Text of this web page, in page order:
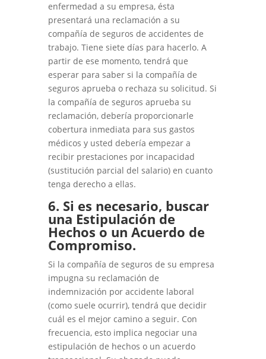
enfermedad a su empresa, ésta
presentará una reclamación a su
compañía de seguros de accidentes de
trabajo. Tiene siete días para hacerlo. A
partir de ese momento, tendrá que
esperar para saber si la compañía de
seguros aprueba o rechaza su solicitud. Si
la compañía de seguros aprueba su
reclamación, debería proporcionarle
cobertura inmediata para sus gastos
médicos y usted debería empezar a
recibir prestaciones por incapacidad
(sustitución parcial del salario) en cuanto
tenga derecho a ellas.
6. Si es necesario, buscar
una Estipulación de
Hechos o un Acuerdo de
Compromiso.
Si la compañía de seguros de su empresa
impugna su reclamación de
indemnización por accidente laboral
(como suele ocurrir), tendrá que decidir
cuál es el mejor camino a seguir. Con
frecuencia, esto implica negociar una
estipulación de hechos o un acuerdo